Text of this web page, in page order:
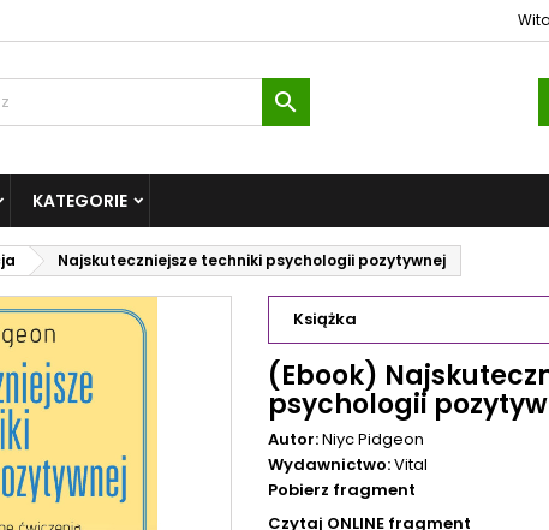

KATEGORIE
Najskuteczniejsze techniki psychologii pozytywnej
Książka
(Ebook)
psychologii
Autor:Niyc Pidgeon
Wydawnictwo:Vital
Pobierz fragment
Czytaj ONLINE fragment